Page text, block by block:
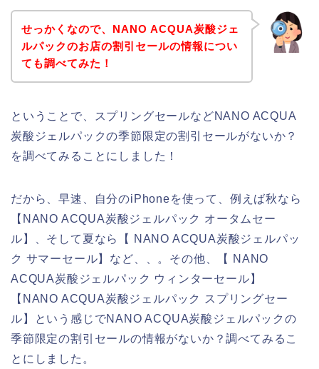
せっかくなので、NANO ACQUA炭酸ジェ
ルパックのお店の割引セールの情報につい
ても調べてみた！
ということで、スプリングセールなどNANO ACQUA
炭酸ジェルパックの季節限定の割引セールがないか？
を調べてみることにしました！
だから、早速、自分のiPhoneを使って、例えば秋なら
【NANO ACQUA炭酸ジェルパック オータムセー
ル】、そして夏なら【 NANO ACQUA炭酸ジェルパッ
ク サマーセール】など、、。その他、【 NANO
ACQUA炭酸ジェルパック ウィンターセール】
【NANO ACQUA炭酸ジェルパック スプリングセー
ル】という感じでNANO ACQUA炭酸ジェルパックの
季節限定の割引セールの情報がないか？調べてみるこ
とにしました。